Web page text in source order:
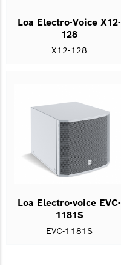
Loa Electro-Voice X12-
128
X12-128
Loa Electro-voice EVC-
1181S
EVC-1181S